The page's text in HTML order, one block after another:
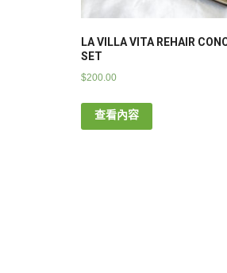
LA VILLA VITA REHAIR
SET
$200.00
查看內容